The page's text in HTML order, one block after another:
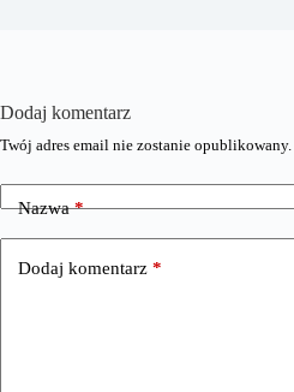
Dodaj komentarz
Twój adres email nie zostanie opublikowany.
Nazwa*
Dodaj komentarz *